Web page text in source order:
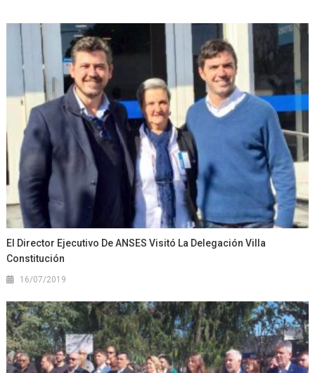
El Director Ejecutivo De ANSES Visitó La Delegación Villa
Constitución
16/07/2019